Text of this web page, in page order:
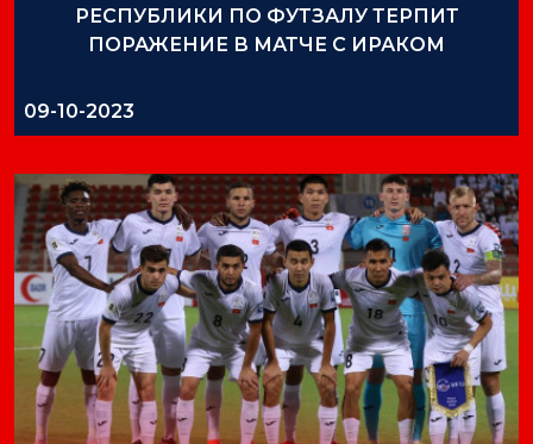
РЕСПУБЛИКИ ПО ФУТЗАЛУ ТЕРПИТ
ПОРАЖЕНИЕ В МАТЧЕ С ИРАКОМ
09-10-2023